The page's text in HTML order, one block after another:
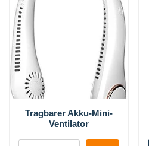
Tragbarer Akku-Mini-
Ventilator